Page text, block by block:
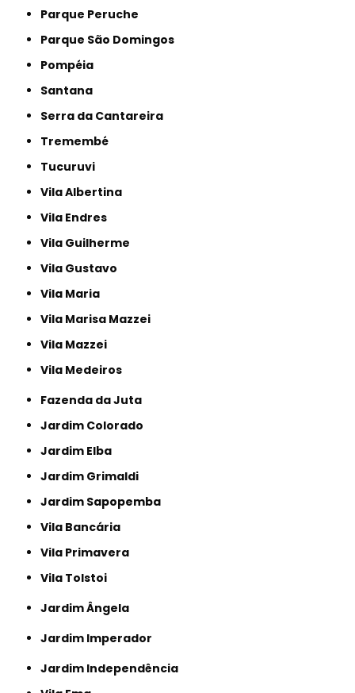
Parque Peruche
Parque São Domingos
Pompéia
Santana
Serra da Cantareira
Tremembé
Tucuruvi
Vila Albertina
Vila Endres
Vila Guilherme
Vila Gustavo
Vila Maria
Vila Marisa Mazzei
Vila Mazzei
Vila Medeiros
Fazenda da Juta
Jardim Colorado
Jardim Elba
Jardim Grimaldi
Jardim Sapopemba
Vila Bancária
Vila Primavera
Vila Tolstoi
Jardim Ângela
Jardim Imperador
Jardim Independência